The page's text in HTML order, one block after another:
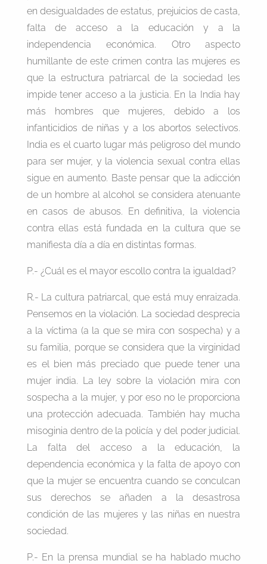
en desigualdades de estatus, prejuicios de casta,
falta de acceso a la educación y a la
independencia económica. Otro aspecto
humillante de este crimen contra las mujeres es
que la estructura patriarcal de la sociedad les
impide tener acceso a la justicia. En la India hay
más hombres que mujeres, debido a los
infanticidios de niñas y a los abortos selectivos.
India es el cuarto lugar más peligroso del mundo
para ser mujer, y la violencia sexual contra ellas
sigue en aumento. Baste pensar que la adicción
de un hombre al alcohol se considera atenuante
en casos de abusos. En definitiva, la violencia
contra ellas está fundada en la cultura que se
manifiesta día a día en distintas formas.
P.- ¿Cuál es el mayor escollo contra la igualdad?
R.- La cultura patriarcal, que está muy enraizada.
Pensemos en la violación. La sociedad desprecia
a la víctima (a la que se mira con sospecha) y a
su familia, porque se considera que la virginidad
es el bien más preciado que puede tener una
mujer india. La ley sobre la violación mira con
sospecha a la mujer, y por eso no le proporciona
una protección adecuada. También hay mucha
misoginia dentro de la policía y del poder judicial.
La falta del acceso a la educación, la
dependencia económica y la falta de apoyo con
que la mujer se encuentra cuando se conculcan
sus derechos se añaden a la desastrosa
condición de las mujeres y las niñas en nuestra
sociedad.
P.- En la prensa mundial se ha hablado mucho